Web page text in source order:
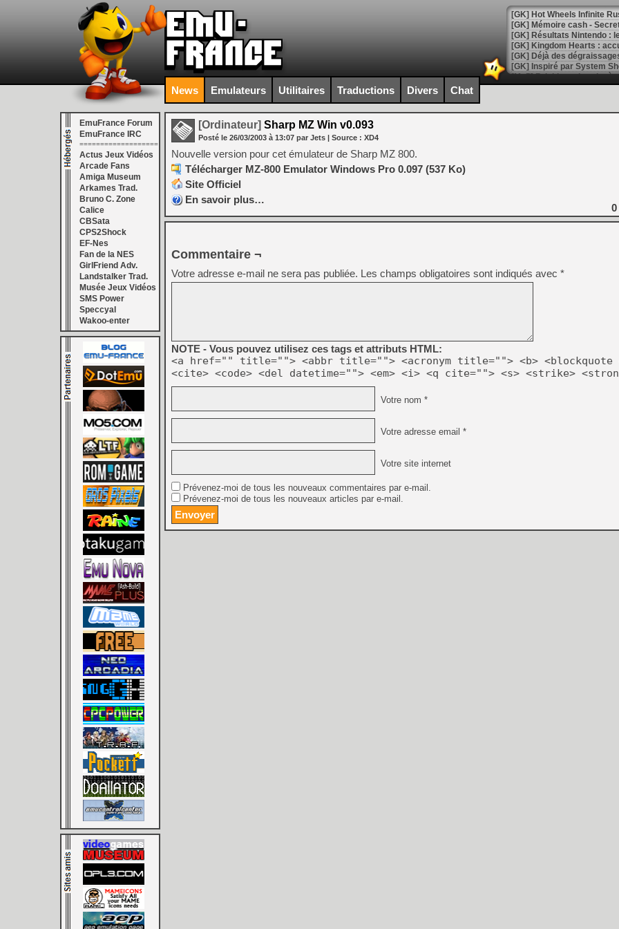
[GK] Hot Wheels Infinite
[GK] Mémoire cash -
[GK] Résultats Nintendo :
[GK] Déjà des
[Mo5] Brickboy cherche à
[GK] Minecraft et ses «
[GK] Beast of
[GK] Ubisoft : fin de partie
[GK] Mémoire cash -
[GK] Dan Houser (GTA)
[GK] Comment EA Sports
[GK] Crimson Moon : un
[GK] Isle of Reveries : le
[GK] Moonlighter 2 : The
[GK] Capcom relance
[Mo5] Deux inédits du
[GK] Le beat'em up The
[GK] Endless Legend 2 :
[LS] [PS5] Le WebKit
[GK] Oubliez Crazy Taxi,
[LS] [Switch] NSZ 5.0.0
[GK] No More Room in
[GK] Un chatbot Atelier
[GK] Mémoire cash -
[GK] Nvidia : le prix des
[GK] Suikoden Star Leap
[Mo5] La mini borne
[GK] Le studio de FIFA
[GK] La PlayStation 1 en
[GK] GTA 6 : Rockstar
News Emulateurs Utilitaires Traductions Divers Chat
EmuFrance Forum
EmuFrance IRC
===================
Actus Jeux Vidéos
Arcade Fans
Amiga Museum
Arkames Trad.
Bruno C. Zone
Calice
CBSata
CPS2Shock
EF-Nes
Fan de la NES
GirlFriend Adv.
Landstalker Trad.
Musée Jeux Vidéos
SMS Power
Speccyal
Wakoo-enter
[Ordinateur] Sharp MZ Win v0.093
Posté le 26/03/2003 à 13:07 par Jets | Source : XD4
Nouvelle version pour cet émulateur de Sharp MZ 800.
Télécharger MZ-800 Emulator Windows Pro 0.097 (537 Ko)
Site Officiel
En savoir plus…
0
Commentaire ¬
Votre adresse e-mail ne sera pas publiée. Les champs obligatoires sont indiqués avec *
NOTE - Vous pouvez utilisez ces tags et attributs HTML:
<a href="" title=""> <abbr title=""> <acronym title=""> <b> <blockquote
<cite> <code> <del datetime=""> <em> <i> <q cite=""> <s> <strike>
Votre nom *
Votre adresse email *
Votre site internet
Prévenez-moi de tous les nouveaux commentaires par e-mail.
Prévenez-moi de tous les nouveaux articles par e-mail.